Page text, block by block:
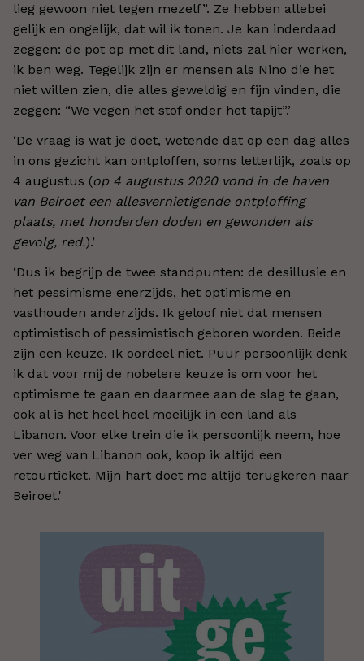
lieg gewoon niet tegen mezelf”. Ze hebben allebei
gelijk en ongelijk, dat wil ik tonen. Je kan inderdaad
zeggen: de pot op met dit land, niets zal hier werken,
ik ben weg. Tegelijk zijn er mensen als Nino die het
niet willen zien, die alles geweldig en fijn vinden, die
zeggen: “We vegen het stof onder het tapijt”.’
‘De vraag is wat je doet, wetende dat op een dag alles
in ons gezicht kan ontploffen, soms letterlijk, zoals op
4 augustus (op 4 augustus 2020 vond in de haven
van Beiroet een allesvernietigende ontploffing
plaats, met honderden doden en gewonden als
gevolg, red.).’
‘Dus ik begrijp de twee standpunten: de desillusie en
het pessimisme enerzijds, het optimisme en
vasthouden anderzijds. Ik geloof niet dat mensen
optimistisch of pessimistisch geboren worden. Beide
zijn een keuze. Ik oordeel niet. Puur persoonlijk denk
ik dat voor mij de nobelere keuze is om voor het
optimisme te gaan en daarmee aan de slag te gaan,
ook al is het heel heel moeilijk in een land als
Libanon. Voor elke trein die ik persoonlijk neem, hoe
ver weg van Libanon ook, koop ik altijd een
retourticket. Mijn hart doet me altijd terugkeren naar
Beiroet.'